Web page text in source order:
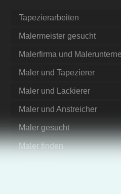
Tapezierarbeiten
Malermeister gesucht
Malerfirma und
Maler und Tapezierer
Maler und Lackierer
Maler und Anstreicher
Maler gesucht
Maler finden